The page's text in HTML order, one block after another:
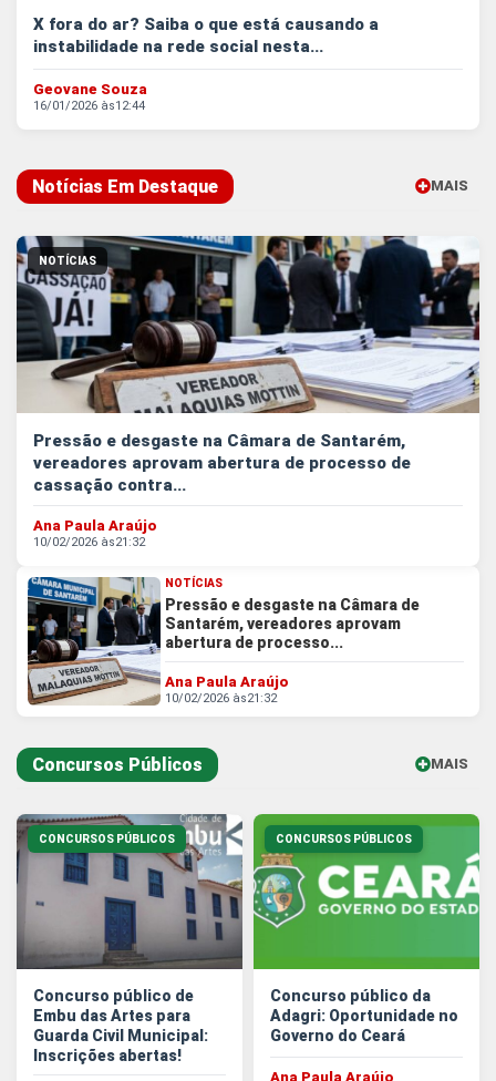
X fora do ar? Saiba o que está causando a
instabilidade na rede social nesta...
Geovane Souza
16/01/2026 às12:44
Notícias Em Destaque MAIS
EM
NOTÍCIAS
Pressão e desgaste na Câmara de Santarém,
vereadores aprovam abertura de processo de
cassação contra...
Ana Paula Araújo
10/02/2026 às21:32
NOTÍCIAS
Pressão e desgaste na Câmara de
Santarém, vereadores aprovam
abertura de processo...
Ana Paula Araújo
10/02/2026 às21:32
Concursos Públicos MAIS
EM
CONCURSOS PÚBLICOS
Concurso público de
Embu das Artes para
Guarda Civil Municipal:
Inscrições abertas!
CONCURSOS PÚBLICOS
Concurso público da
Adagri: Oportunidade no
Governo do Ceará
Ana Paula Araújo